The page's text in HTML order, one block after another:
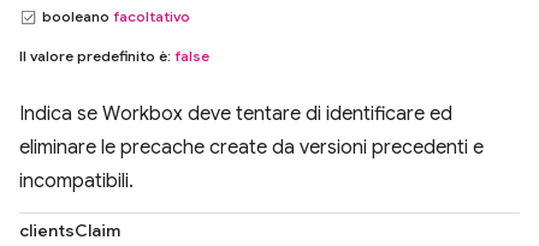
booleano facoltativo
Il valore predefinito è: false
Indica se Workbox deve tentare di identificare ed
eliminare le precache create da versioni precedenti e
incompatibili.
clientsClaim